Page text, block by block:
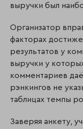
выручки был
Организатор
факторах
результатов у
выручки у
комментариев
рэнкингов не
таблицах темпы
Заверяя анкету,